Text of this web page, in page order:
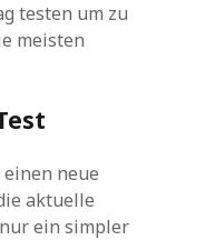
testen um zu
meisten
neue
aktuelle
ein simpler